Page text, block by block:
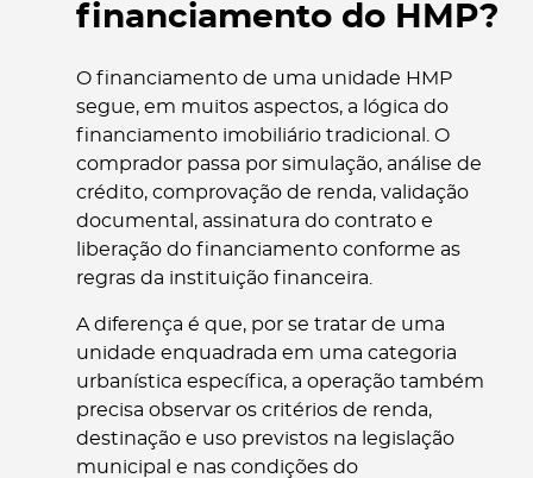
financiamento do HMP?
O financiamento de uma unidade HMP
segue, em muitos aspectos, a lógica do
financiamento imobiliário tradicional. O
comprador passa por simulação, análise de
crédito, comprovação de renda, validação
documental, assinatura do contrato e
liberação do financiamento conforme as
regras da instituição financeira.
A diferença é que, por se tratar de uma
unidade enquadrada em uma categoria
urbanística específica, a operação também
precisa observar os critérios de renda,
destinação e uso previstos na legislação
municipal e nas condições do